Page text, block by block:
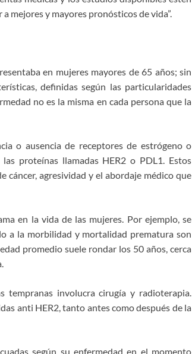
mejores y mayores pronósticos de vida”.
en mujeres mayores de 65 años; sin
definidas según las particularidades
no es la misma en cada persona que la
o ausencia de receptores de estrógeno o
proteínas llamadas HER2 o PDL1. Estos
agresividad y el abordaje médico que
en la vida de las mujeres. Por ejemplo, se
a la morbilidad y mortalidad prematura son
promedio suele rondar los 50 años, cerca
tempranas involucra cirugía y radioterapia.
anti HER2, tanto antes como después de la
según su enfermedad en el momento